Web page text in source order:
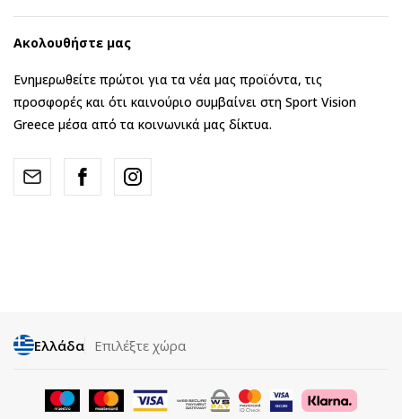
Ακολουθήστε μας
Ενημερωθείτε πρώτοι για τα νέα μας προϊόντα, τις
προσφορές και ότι καινούριο συμβαίνει στη Sport Vision
Greece μέσα από τα κοινωνικά μας δίκτυα.
Ελλάδα Επιλέξτε χώρα